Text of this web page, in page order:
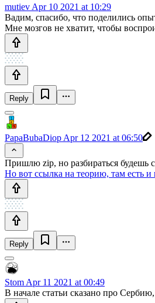
mutiev Apr 10 2021 at 10:29
Вадим, спасибо, что поделились
Мне мозгов не хватит, чтобы
Reply
PapaBubaDiop Apr 12 2021 at 06:50
Пришлю zip, но разбираться будешь
Но вот ссылка на теорию, там есть и
Reply
Stom Apr 11 2021 at 00:49
В начале статьи сказано про